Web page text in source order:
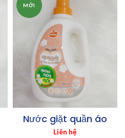
MỚI
Nước giặt quần áo
Liên hệ